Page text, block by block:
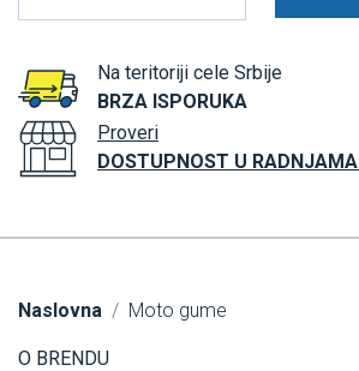
Na teritoriji cele Srbije
BRZA ISPORUKA
Proveri
DOSTUPNOST U RADNJAMA
Naslovna Moto gume
O BRENDU